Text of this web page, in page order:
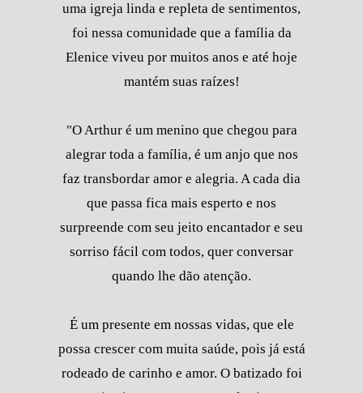
uma igreja linda e repleta de sentimentos,
foi nessa comunidade que a família da
Elenice viveu por muitos anos e até hoje
mantém suas raízes!
"O Arthur é um menino que chegou para
alegrar toda a família, é um anjo que nos
faz transbordar amor e alegria. A cada dia
que passa fica mais esperto e nos
surpreende com seu jeito encantador e seu
sorriso fácil com todos, quer conversar
quando lhe dão atenção.
É um presente em nossas vidas, que ele
possa crescer com muita saúde, pois já está
rodeado de carinho e amor. O batizado foi